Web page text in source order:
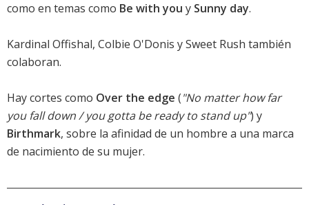
como en temas como Be with you y Sunny day.
Kardinal Offishal, Colbie O'Donis y Sweet Rush también
colaboran.
Hay cortes como Over the edge ("No matter how far
you fall down / you gotta be ready to stand up") y
Birthmark, sobre la afinidad de un hombre a una marca
de nacimiento de su mujer.